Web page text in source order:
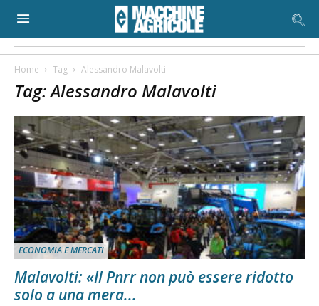
Home Tag Alessandro Malavolti
Tag: Alessandro Malavolti
ECONOMIA E MERCATI
Malavolti: «Il Pnrr non può essere ridotto
solo a una mera...